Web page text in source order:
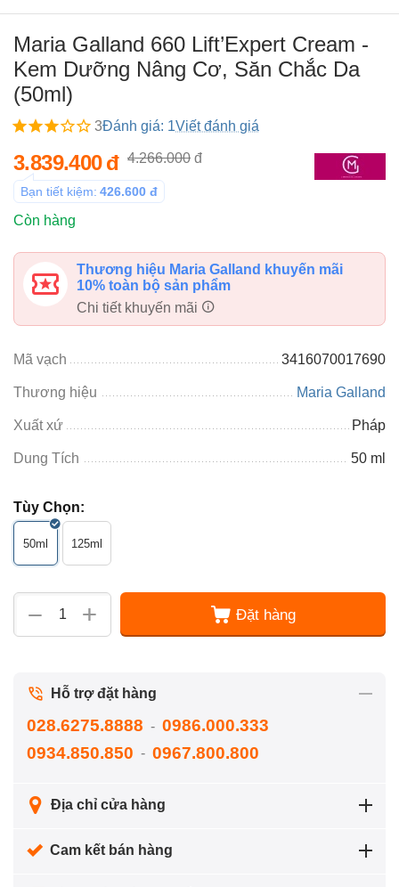
Maria Galland 660 Lift’Expert Cream -
Kem Dưỡng Nâng Cơ, Săn Chắc Da
(50ml)
3Đánh giá: 1Viết đánh giá
3.839.400đ 4.266.000 đ
Bạn tiết kiệm: 426.600 đ
Còn hàng
Thương hiệu Maria Galland khuyến mãi
10% toàn bộ sản phẩm
Chi tiết khuyến mãi
Mã vạch 3416070017690
Thương hiệu Maria Galland
Xuất xứ Pháp
Dung Tích 50 ml
Tùy Chọn:
50ml 125ml
+
− Đặt hàng
Hỗ trợ đặt hàng
028.6275.8888 - 0986.000.333
0934.850.850 - 0967.800.800
Địa chỉ cửa hàng
Cam kết bán hàng